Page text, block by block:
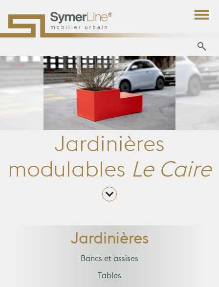
Jardinières
modulablesLe Caire
Jardinières
Bancs et assises
Tables